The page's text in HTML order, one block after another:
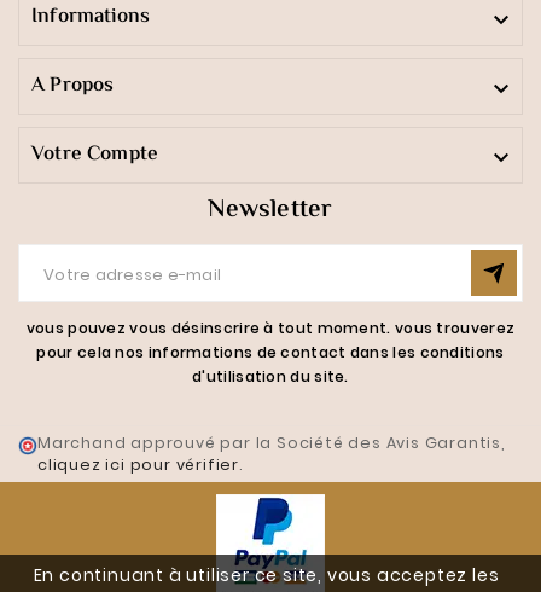
En continuant à utiliser ce site, vous acceptez les
Informations 
A Propos 
Votre Compte 
Newsletter
vous pouvez vous désinscrire à tout moment. vous trouverez
pour cela nos informations de contact dans les conditions
d'utilisation du site.
Marchand approuvé par la Société des Avis Garantis,
cliquez ici pour vérifier.